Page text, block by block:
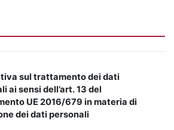
sul trattamento dei dati
ai sensi dell’art. 13 del
UE 2016/679 in materia di
dei dati personali